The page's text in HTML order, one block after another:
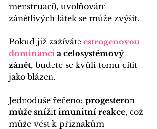
menstruací), uvolňování
zánětlivých látek se může zvýšit.
Pokud již zažíváte estrogenovou
dominanci a celosystémový
zánět, budete se kvůli tomu cítit
jako blázen.
Jednoduše řečeno: progesteron
může snížit imunitní reakce, což
může vést k příznakům